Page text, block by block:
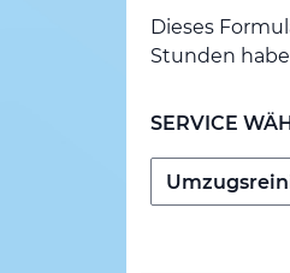
Dieses
Stunden
SERVICE